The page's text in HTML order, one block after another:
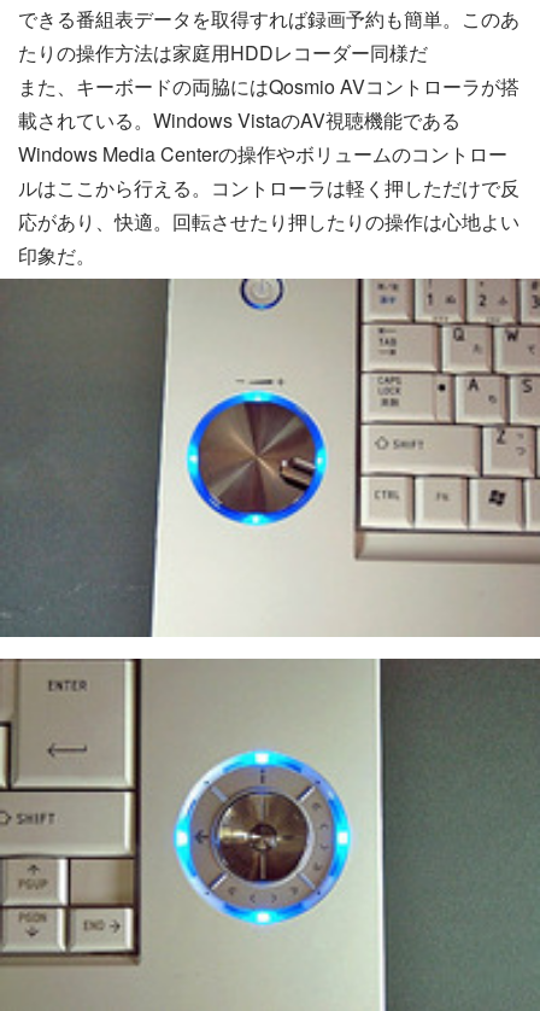
できる番組表データを取得すれば録画予約も簡単。このあ
たりの操作方法は家庭用HDDレコーダー同様だ
また、キーボードの両脇にはQosmio AVコントローラが搭
載されている。Windows VistaのAV視聴機能である
Windows Media Centerの操作やボリュームのコントロー
ルはここから行える。コントローラは軽く押しただけで反
応があり、快適。回転させたり押したりの操作は心地よい
印象だ。